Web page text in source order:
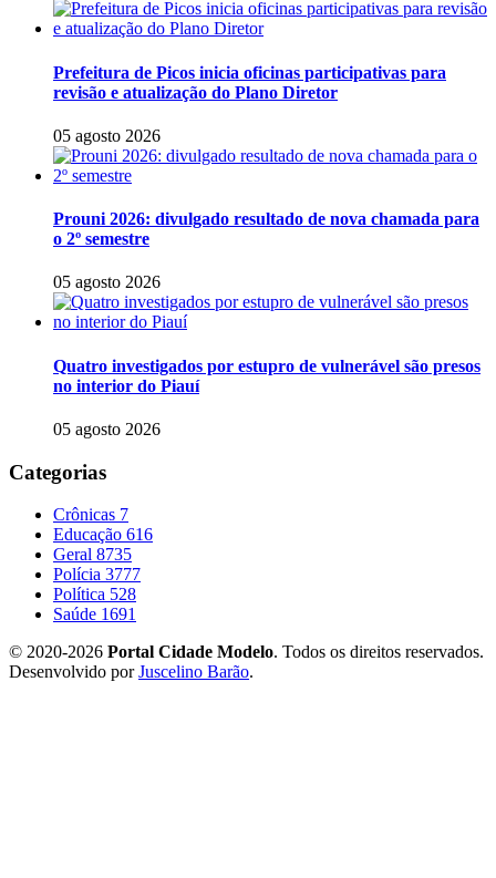
Prefeitura de Picos inicia oficinas participativas para
revisão e atualização do Plano Diretor
05 agosto 2026
Prouni 2026: divulgado resultado de nova chamada para
o 2º semestre
05 agosto 2026
Quatro investigados por estupro de vulnerável são presos
no interior do Piauí
05 agosto 2026
Categorias
Crônicas 7
Educação 616
Geral 8735
Polícia 3777
Política 528
Saúde 1691
© 2020-2026 Portal Cidade Modelo. Todos os direitos reservados.
Desenvolvido porJuscelino Barão.